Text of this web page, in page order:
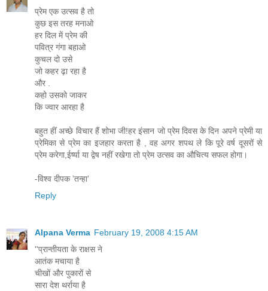
प्रेम एक उत्सव है तो
कुछ इस तरह मनाओ
हर दिल में प्रेम की
पवित्र गंगा बहाओ
कुचल दो उसे
जो कहर ढ़ा रहा है
और .
कहो उसको जाकर
कि ज्वार आरहा है
बहुत हीं अच्छे विचार हैं शोभा जी!हर इंसान जो प्रेम दिवस के दिन अपने प्रेमी या
प्रेमिका से प्रेम का इजहार करता है , वह अगर शपथ ले कि पूरे वर्ष दूसरों से
प्रेम करेगा,ईर्ष्या या द्वेष नहीं रखेगा तो प्रेम उत्सव का औचित्य सफल होगा।
-विश्व दीपक ’तन्हा’
Reply
Alpana Verma February 19, 2008 4:15 AM
''प्रान्तीयता के राक्षस ने
आतंक मचाया है
चीखों और पुकारों से
सारा देश थर्राया है